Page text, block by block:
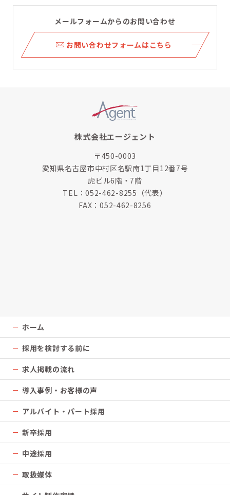
メールフォームからのお問い合わせ
お問い合わせフォームはこちら
株式会社エージェント
〒450-0003
愛知県名古屋市中村区名駅南1丁目12番7号
虎ビル6階・7階
TEL：052-462-8255 （代表）
FAX：052-462-8256
ホーム
採用を検討する前に
求人掲載の流れ
導入事例・お客様の声
アルバイト・パート採用
新卒採用
中途採用
取扱媒体